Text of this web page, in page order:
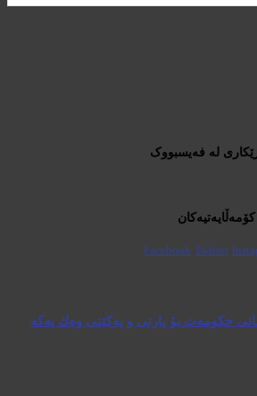
لە فەیسبووک
Facebook Twitter
حكومەت بۆ پارتی و یەكێتی وەك یەكە